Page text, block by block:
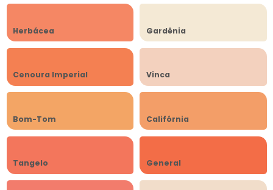
Herbácea Gardênia
Cenoura Imperial Vinca
Bom-Tom Califórnia
Tangelo General